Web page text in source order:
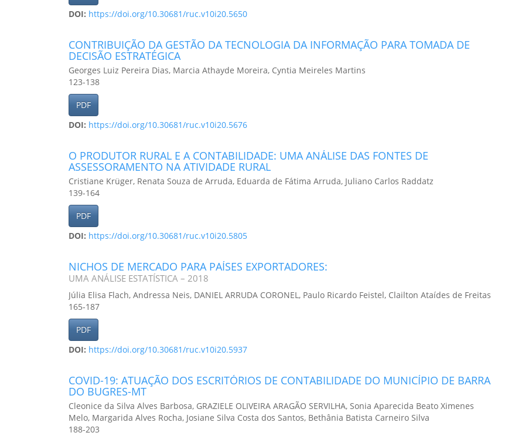
DOI: https://doi.org/10.30681/ruc.v10i20.5650
CONTRIBUIÇÃO DA GESTÃO DA TECNOLOGIA DA INFORMAÇÃO PARA TOMADA DE
DECISÃO ESTRATÉGICA
Georges Luiz Pereira Dias, Marcia Athayde Moreira, Cyntia Meireles Martins
123-138
PDF
DOI: https://doi.org/10.30681/ruc.v10i20.5676
O PRODUTOR RURAL E A CONTABILIDADE: UMA ANÁLISE DAS FONTES DE
ASSESSORAMENTO NA ATIVIDADE RURAL
Cristiane Krüger, Renata Souza de Arruda, Eduarda de Fátima Arruda, Juliano Carlos Raddatz
139-164
PDF
DOI: https://doi.org/10.30681/ruc.v10i20.5805
NICHOS DE MERCADO PARA PAÍSES EXPORTADORES:
UMA ANÁLISE ESTATÍSTICA – 2018
Júlia Elisa Flach, Andressa Neis, DANIEL ARRUDA CORONEL, Paulo Ricardo Feistel, Clailton Ataídes de Freitas
165-187
PDF
DOI: https://doi.org/10.30681/ruc.v10i20.5937
COVID-19: ATUAÇÃO DOS ESCRITÓRIOS DE CONTABILIDADE DO MUNICÍPIO DE BARRA
DO BUGRES-MT
Cleonice da Silva Alves Barbosa, GRAZIELE OLIVEIRA ARAGÃO SERVILHA, Sonia Aparecida Beato Ximenes
Melo, Margarida Alves Rocha, Josiane Silva Costa dos Santos, Bethânia Batista Carneiro Silva
188-203